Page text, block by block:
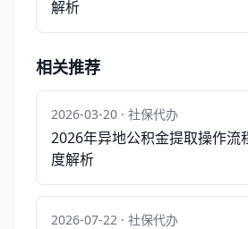
解析
相关推荐
2026-03-20 · 社保代办
2026年异地公积金提取操作流
度解析
2026-07-22 · 社保代办